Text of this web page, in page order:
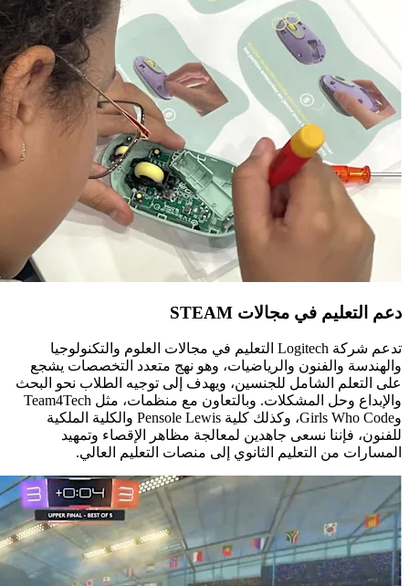
دعم التعليم في مجالات STEAM
تدعم شركة Logitech التعليم في مجالات العلوم والتكنولوجيا
والهندسة والفنون والرياضيات، وهو نهج متعدد التخصصات يشجع
على التعلم الشامل للجنسين، ويهدف إلى توجيه الطلاب نحو البحث
والإبداع وحل المشكلات. وبالتعاون مع منظمات، مثل Team4Tech
وGirls Who Code، وكذلك كلية Pensole Lewis والكلية الملكية
للفنون، فإننا نسعى جاهدين لمعالجة مظاهر الإقصاء وتمهيد
المسارات من التعليم الثانوي إلى منصات التعليم العالي.